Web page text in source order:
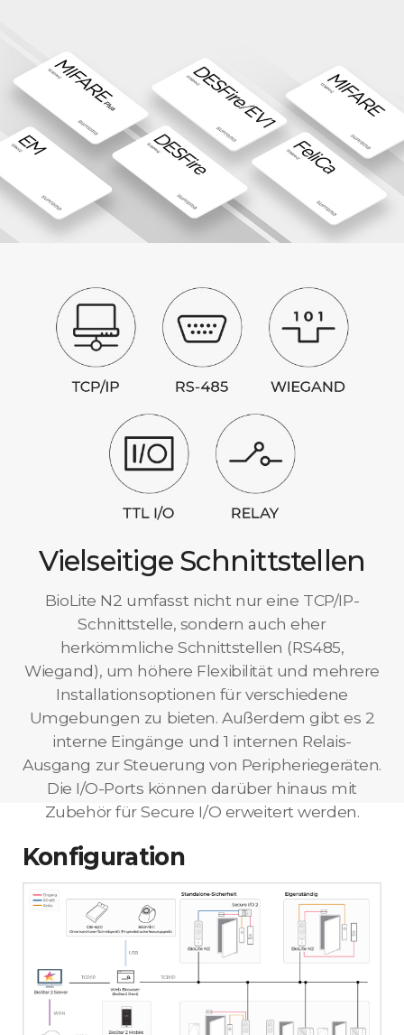
Vielseitige Schnittstellen
BioLite N2 umfasst nicht nur eine TCP/IP-
Schnittstelle, sondern auch eher
herkömmliche Schnittstellen (RS485,
Wiegand), um höhere Flexibilität und mehrere
Installationsoptionen für verschiedene
Umgebungen zu bieten. Außerdem gibt es 2
interne Eingänge und 1 internen Relais-
Ausgang zur Steuerung von Peripheriegeräten.
Die I/O-Ports können darüber hinaus mit
Zubehör für Secure I/O erweitert werden.
Konfiguration